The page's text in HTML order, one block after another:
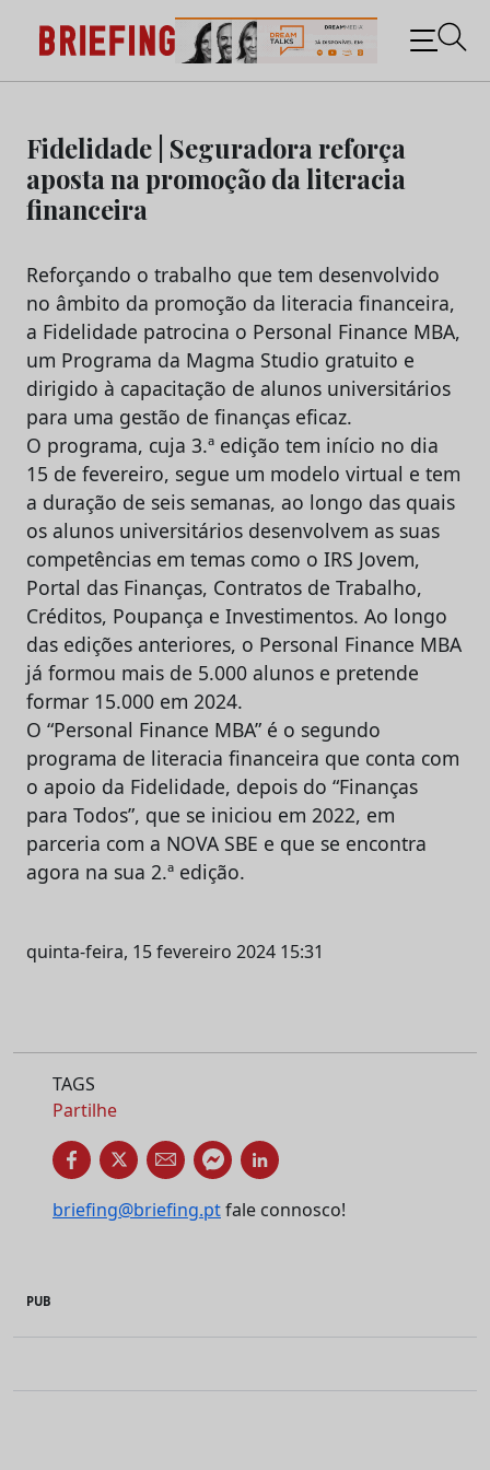
content
Briefing: Todas as notícias sobre os negócios do
Marketing e da Publicidade
Fidelidade | Seguradora reforça
aposta na promoção da literacia
financeira
Reforçando o trabalho que tem desenvolvido
no âmbito da promoção da literacia financeira,
a Fidelidade patrocina o Personal Finance MBA,
um Programa da Magma Studio gratuito e
dirigido à capacitação de alunos universitários
para uma gestão de finanças eficaz.
O programa, cuja 3.ª edição tem início no dia
15 de fevereiro, segue um modelo virtual e tem
a duração de seis semanas, ao longo das quais
os alunos universitários desenvolvem as suas
competências em temas como o IRS Jovem,
Portal das Finanças, Contratos de Trabalho,
Créditos, Poupança e Investimentos. Ao longo
das edições anteriores, o Personal Finance MBA
já formou mais de 5.000 alunos e pretende
formar 15.000 em 2024.
O “Personal Finance MBA” é o segundo
programa de literacia financeira que conta com
o apoio da Fidelidade, depois do “Finanças
para Todos”, que se iniciou em 2022, em
parceria com a NOVA SBE e que se encontra
agora na sua 2.ª edição.
quinta-feira, 15 fevereiro 2024 15:31
TAGS
Partilhe
briefing@briefing.ptfale connosco!
PUB